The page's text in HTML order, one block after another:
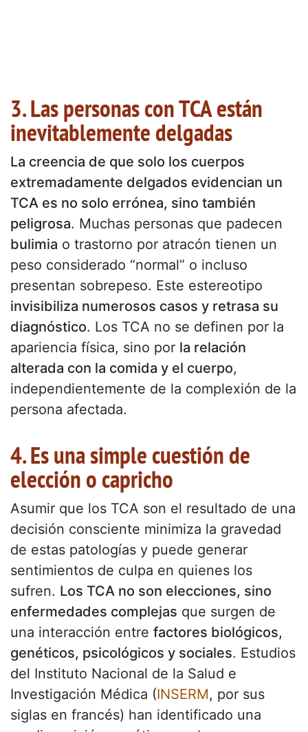
3. Las personas con TCA están
inevitablemente delgadas
La creencia de que solo los cuerpos
extremadamente delgados evidencian un
TCA es no solo errónea, sino también
peligrosa. Muchas personas que padecen
bulimia o trastorno por atracón tienen un
peso considerado “normal” o incluso
presentan sobrepeso. Este estereotipo
invisibiliza numerosos casos y retrasa su
diagnóstico. Los TCA no se definen por la
apariencia física, sino por la relación
alterada con la comida y el cuerpo,
independientemente de la complexión de la
persona afectada.
4. Es una simple cuestión de
elección o capricho
Asumir que los TCA son el resultado de una
decisión consciente minimiza la gravedad
de estas patologías y puede generar
sentimientos de culpa en quienes los
sufren. Los TCA no son elecciones, sino
enfermedades complejas que surgen de
una interacción entre factores biológicos,
genéticos, psicológicos y sociales. Estudios
del Instituto Nacional de la Salud e
Investigación Médica (INSERM, por sus
siglas en francés) han identificado una